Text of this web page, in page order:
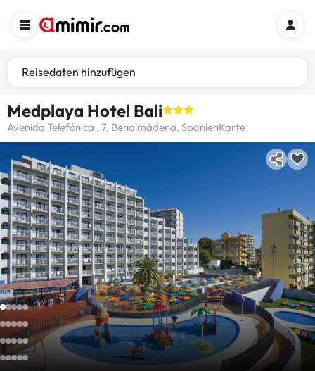
Reisedaten hinzufügen
Medplaya Hotel Bali
Avenida Telefónica , 7, Benalmádena, SpanienKarte